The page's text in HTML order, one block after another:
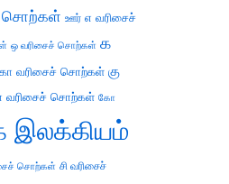
சொற்கள் ஊர் எ வரிசைச்
ஒ வரிசைச் சொற்கள் க
கா வரிசைச் சொற்கள் கு
சொற்கள் கோ
இலக்கியம்
சொற்கள் சி வரிசைச்